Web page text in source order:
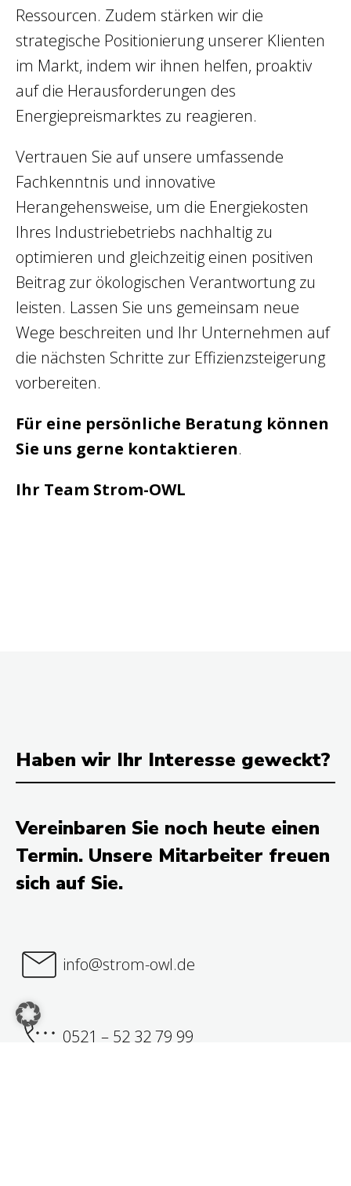
Ressourcen. Zudem stärken wir die
strategische Positionierung unserer Klienten
im Markt, indem wir ihnen helfen, proaktiv
auf die Herausforderungen des
Energiepreismarktes zu reagieren.
Vertrauen Sie auf unsere umfassende
Fachkenntnis und innovative
Herangehensweise, um die Energiekosten
Ihres Industriebetriebs nachhaltig zu
optimieren und gleichzeitig einen positiven
Beitrag zur ökologischen Verantwortung zu
leisten. Lassen Sie uns gemeinsam neue
Wege beschreiten und Ihr Unternehmen auf
die nächsten Schritte zur Effizienzsteigerung
vorbereiten.
Für eine persönliche Beratung können
Sie uns gerne kontaktieren.
Ihr Team Strom-OWL
Haben wir Ihr Interesse geweckt?
Vereinbaren Sie noch heute einen
Termin. Unsere Mitarbeiter freuen
sich auf Sie.
info@strom-owl.de
0521 – 52 32 79 99